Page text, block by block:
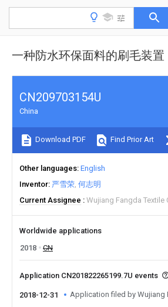
一种防水环保面料的刷毛装置
CN209703154U
China
Download PDF Find Prior Art
Other languages English
Inventor 严雪荣 何志明
Current Assignee
Wujiang Fangda Textile
Worldwide applications
2018
CN
Application CN201822265199.7U events
2018-12-31 Application filed by Wujiang